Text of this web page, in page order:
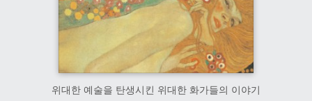
위대한 예술을 탄생시킨 위대한 화가들의 이야기